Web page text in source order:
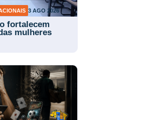
3 AGO 2026
fortalecem
mulheres